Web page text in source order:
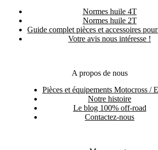
Normes huile 4T
Normes huile 2T
Guide complet pièces et accessoires
Votre avis nous intéresse !
A propos de nous
Pièces et équipements Motocross /
Notre histoire
Le blog 100% off-road
Contactez-nous